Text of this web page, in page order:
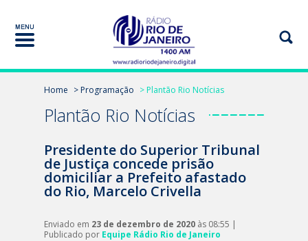
Home > Programação > Plantão Rio Notícias
Plantão Rio Notícias
Presidente do Superior Tribunal
de Justiça concede prisão
domiciliar a Prefeito afastado
do Rio, Marcelo Crivella
Enviado em 23 de dezembro de 2020 às 08:55 |
Publicado por Equipe Rádio Rio de Janeiro